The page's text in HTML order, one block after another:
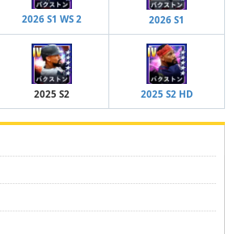
2026 S1 WS 2 2026 S1
2025 S2 2025 S2 HD